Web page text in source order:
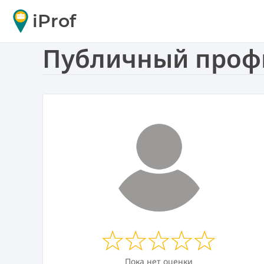
iProf
Публичный
Пока нет оценки